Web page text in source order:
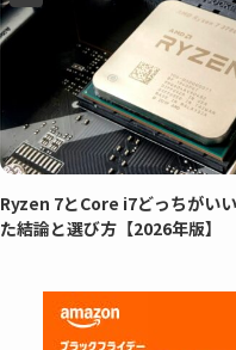
Ryzen 7とCore i7どっちがい
た結論と選び方【2026年版】